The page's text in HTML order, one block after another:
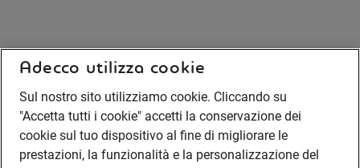
Adecco utilizza cookie
Sul nostro sito utilizziamo cookie. Cliccando su
"Accetta tutti i cookie" accetti la conservazione dei
cookie sul tuo dispositivo al fine di migliorare le
prestazioni, la funzionalità e la personalizzazione del